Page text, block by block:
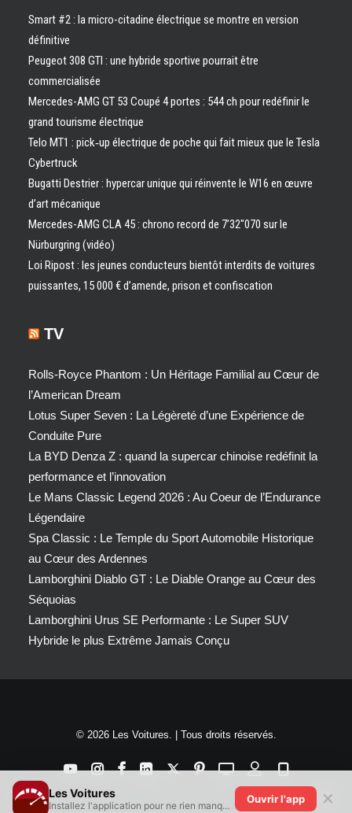
Smart #2 : la micro-citadine électrique se montre en version
définitive
Peugeot 308 GTI : une hybride sportive pourrait être
commercialisée
Mercedes-AMG GT 53 Coupé 4 portes : 544 ch pour redéfinir le
grand tourisme électrique
Telo MT1 : pick‑up électrique de poche qui fait mieux que le Tesla
Cybertruck
Bugatti Destrier : hypercar unique qui réinvente le W16 en œuvre
d’art mécanique
Mercedes-AMG CLA 45 : chrono record de 7’32″070 sur le
Nürburgring (vidéo)
Loi Ripost : les jeunes conducteurs bientôt interdits de voitures
puissantes, 15 000 € d’amende, prison et confiscation
TV
Rolls-Royce Phantom : Un Héritage Familial au Cœur de
l’American Dream
Lotus Super Seven : La Légèreté d’une Expérience de
Conduite Pure
La BYD Denza Z : quand la supercar chinoise redéfinit la
performance et l’innovation
Le Mans Classic Legend 2026 : Au Coeur de l’Endurance
Légendaire
Spa Classic : Le Temple du Sport Automobile Historique
au Cœur des Ardennes
Lamborghini Diablo GT : Le Diable Orange au Cœur des
Séquoias
Lamborghini Urus SE Performante : Le Super SUV
Hybride le plus Extrême Jamais Conçu
© 2026 Les Voitures. | Tous droits réservés.
Les Voitures
Installez l'application pour ne rien manquer !
Ouvrir l'app ✕